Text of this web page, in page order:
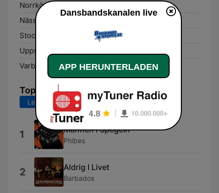
Norrköping:
Nässjö:
Stockholm:
Uppsala:
Varberg:
DAB+
Top-Songs
Letzte 7 Tage Letzte 30 Tage
1 Mannen i Spegeln
Phibes
2 Aldrig I Livet
Barbados
Dansbandskanalen live
APP HERUNTERLADEN